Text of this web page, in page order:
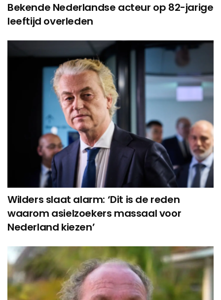
Bekende Nederlandse acteur op 82-jarige
leeftijd overleden
Wilders slaat alarm: ‘Dit is de reden
waarom asielzoekers massaal voor
Nederland kiezen’